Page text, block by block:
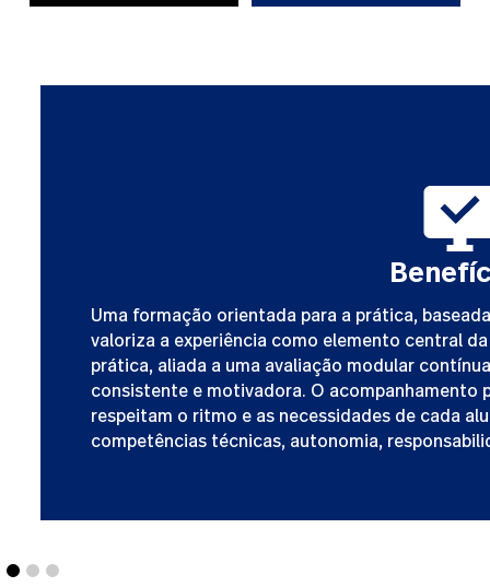
Uma formação orientada para a prática,
valoriza a experiência como elemento central
prática, aliada a uma avaliação modular
consistente e motivadora. O acompanhamento
respeitam o ritmo e as necessidades de cada
competências técnicas, autonomia,